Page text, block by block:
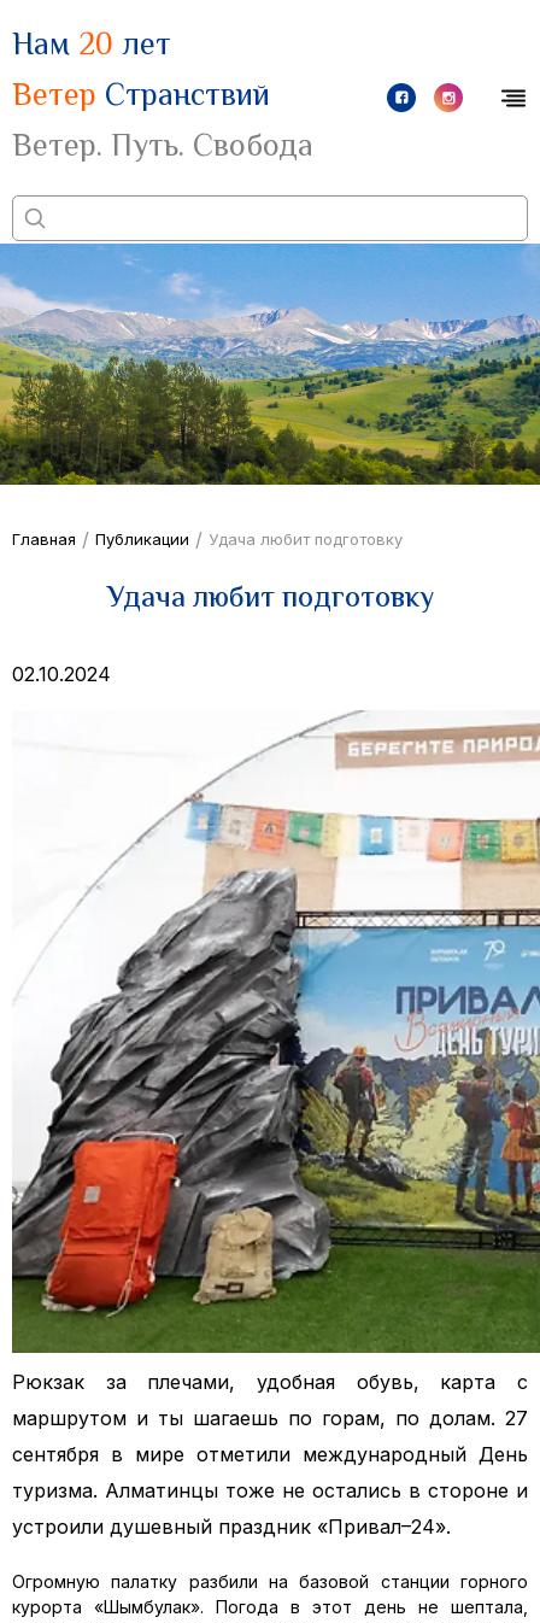
Нам 20 лет
Ветер Странствий
Ветер. Путь. Свобода
Главная / Публикации / Удача любит подготовку
Удача любит подготовку
02.10.2024
Рюкзак за плечами, удобная обувь, карта с
маршрутом и ты шагаешь по горам, по долам. 27
сентября в мире отметили международный День
туризма. Алматинцы тоже не остались в стороне и
устроили душевный праздник «Привал–24».
Огромную палатку разбили на базовой станции горного
курорта «Шымбулак». Погода в этот день не шептала,